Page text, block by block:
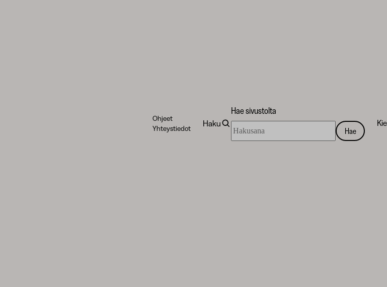
Ohjeet
Yhteystiedot
Haku
Hae sivustolta
sivustolta
Hae